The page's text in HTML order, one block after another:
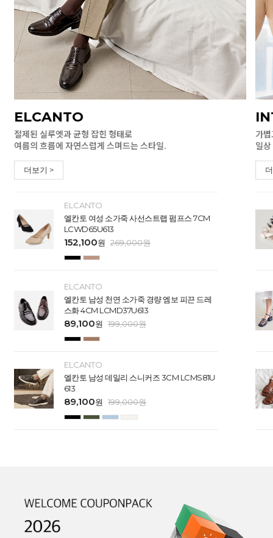
ELCANTO
절제된 실루엣과 균형 잡힌 형태로
여름의 흐름에 자연스럽게 스며드는 스타일.
더보기 >
ELCANTO
엘칸토 여성 소가죽 사선스트랩 펌프스 7CM
LCWD65U613
152,100원 269,000원
ELCANTO
엘칸토 남성 천연 소가죽 경량 엠보 피끈 드레
스화 4CM LCMD37U613
89,100원 199,000원
ELCANTO
엘칸토 남성 데일리 스니커즈 3CM LCMS81U
613
89,100원 199,000원
가
일